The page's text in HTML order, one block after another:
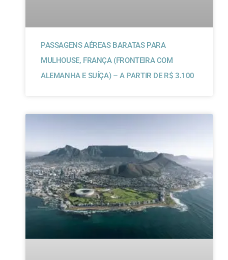
PASSAGENS AÉREAS BARATAS PARA
MULHOUSE, FRANÇA (FRONTEIRA COM
ALEMANHA E SUÍÇA) – A PARTIR DE R$ 3.100